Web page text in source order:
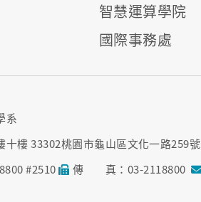
智慧運算學院
國際事務處
系
十樓 33302桃園市龜山區文化一路259號
#2510
傳 真：03-2118800